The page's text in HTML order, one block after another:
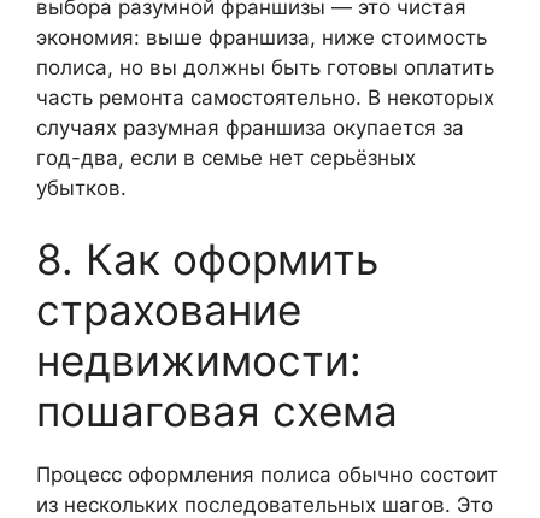
выбора разумной франшизы — это чистая
экономия: выше франшиза, ниже стоимость
полиса, но вы должны быть готовы оплатить
часть ремонта самостоятельно. В некоторых
случаях разумная франшиза окупается за
год-два, если в семье нет серьёзных
убытков.
8. Как оформить
страхование
недвижимости:
пошаговая схема
Процесс оформления полиса обычно состоит
из нескольких последовательных шагов. Это